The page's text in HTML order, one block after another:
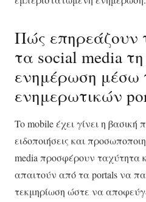
Πώς επηρεάζουν
τα social media
ενημέρωση μέσω
ενημερωτικών
To mobile έχει γίνει η
ειδοποιήσεις και
media προσφέρουν ταχύτητα
απαιτούν από τα portals να
τεκμηρίωση ώστε να